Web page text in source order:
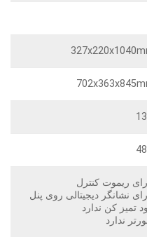
ریموت کنترل
نشانگر دیجیتالی روی پنل
تمیز کن ندارد
ندارد